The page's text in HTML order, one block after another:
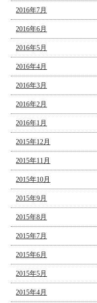
2016年7月
2016年6月
2016年5月
2016年4月
2016年3月
2016年2月
2016年1月
2015年12月
2015年11月
2015年10月
2015年9月
2015年8月
2015年7月
2015年6月
2015年5月
2015年4月